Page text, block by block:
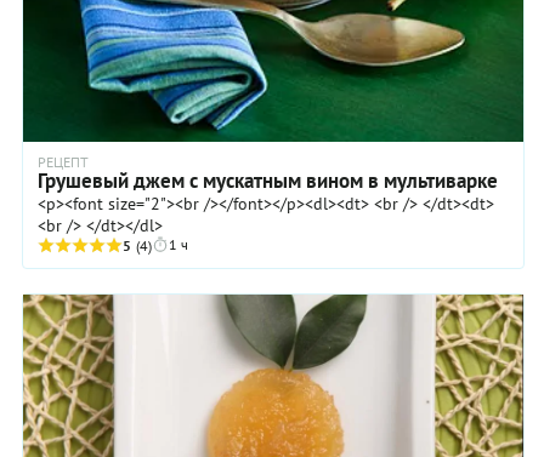
РЕЦЕПТ
Грушевый джем с мускатным вином в мультиварке
<p><font size="2"><br /></font></p><dl><dt> <br /> </dt><dt>
<br /> </dt></dl>
5 (4) 1 ч